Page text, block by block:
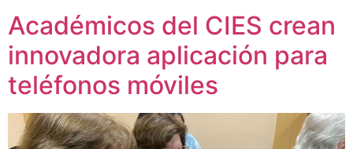
Académicos del CIES crean
innovadora aplicación para
teléfonos móviles